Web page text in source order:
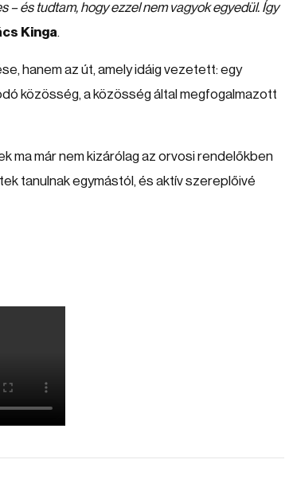
és tudtam, hogy ezzel nem vagyok egyedül. Így
Kinga.
hanem az út, amely idáig vezetett: egy
közösség, a közösség által megfogalmazott
ma már nem kizárólag az orvosi rendelőkben
tanulnak egymástól, és aktív szereplőivé